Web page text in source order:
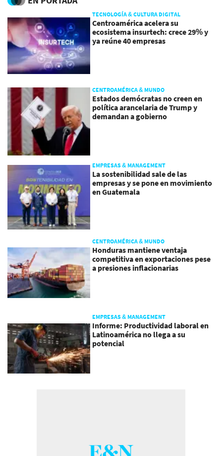
TECNOLOGÍA & CULTURA DIGITAL
Centroamérica acelera su
ecosistema insurtech: crece 29% y
ya reúne 40 empresas
CENTROAMÉRICA & MUNDO
Estados demócratas no creen en
política arancelaria de Trump y
demandan a gobierno
EMPRESAS & MANAGEMENT
La sostenibilidad sale de las
empresas y se pone en movimiento
en Guatemala
CENTROAMÉRICA & MUNDO
Honduras mantiene ventaja
competitiva en exportaciones pese
a presiones inflacionarias
EMPRESAS & MANAGEMENT
Informe: Productividad laboral en
Latinoamérica no llega a su
potencial